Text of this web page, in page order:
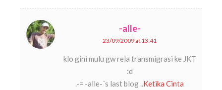
-alle-
23/09/2009 at 13:41
klo gini mulu gw rela transmigrasi ke JKT
:d
.-= -alle-´s last blog ..Ketika Cinta